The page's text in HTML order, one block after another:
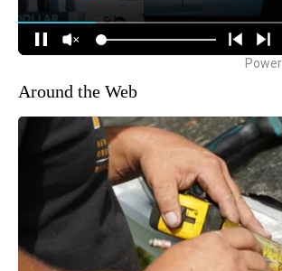
Around the Web